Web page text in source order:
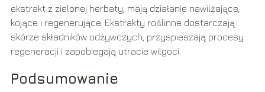
ekstrakt z zielonej herbaty, mają działanie nawilżające,
kojące i regenerujące. Ekstrakty roślinne dostarczają
skórze składników odżywczych, przyspieszają procesy
regeneracji i zapobiegają utracie wilgoci.
Podsumowanie